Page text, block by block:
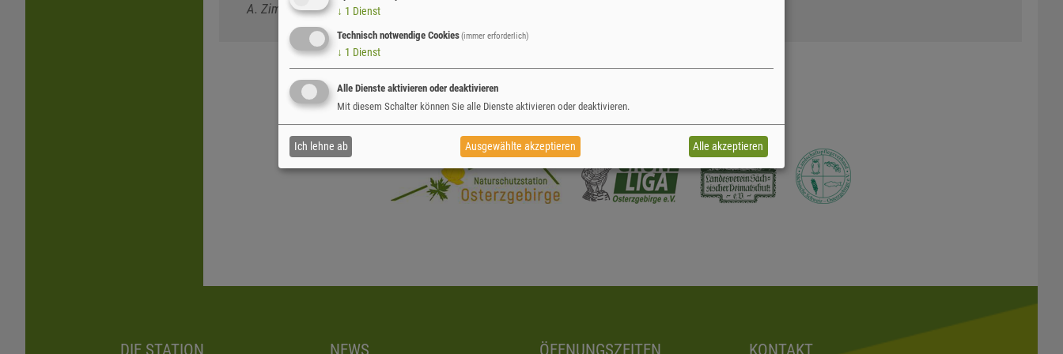
A. Zimmermann
DIE STATION NEWS ÖFFNUNGSZEITEN KONTAKT
↓ 1 Dienst
Technisch notwendige Cookies(immer erforderlich)
↓ 1 Dienst
Alle Dienste aktivieren oder deaktivieren
Mit diesem Schalter können Sie alle Dienste aktivieren oder deaktivieren.
Ich lehne ab Ausgewählte akzeptieren Alle akzeptieren